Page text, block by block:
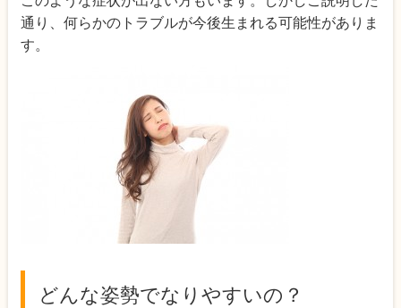
通り、何らかのトラブルが今後生まれる可能性がありま
す。
どんな姿勢でなりやすいの？